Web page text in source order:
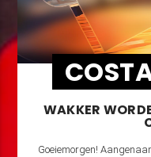
WAKKER
Goeiemorgen!